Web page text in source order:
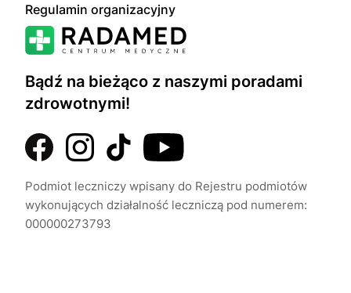
Bądź na bieżąco z naszymi poradami
zdrowotnymi!
Podmiot leczniczy wpisany do Rejestru podmiotów
wykonujących działalność leczniczą pod numerem:
000000273793
Regulamin organizacyjny